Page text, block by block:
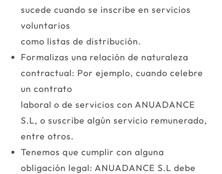
sucede cuando se inscribe en servicios
voluntarios
como listas de distribución.
Formalizas una relación de naturaleza
contractual: Por ejemplo, cuando celebre
un contrato
laboral o de servicios con ANUADANCE
S.L, o suscribe algún servicio remunerado,
entre otros.
Tenemos que cumplir con alguna
obligación legal: ANUADANCE S.L debe